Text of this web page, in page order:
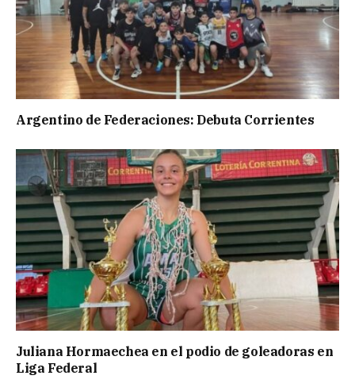
Argentino de Federaciones: Debuta Corrientes
Juliana Hormaechea en el podio de goleadoras en
Liga Federal